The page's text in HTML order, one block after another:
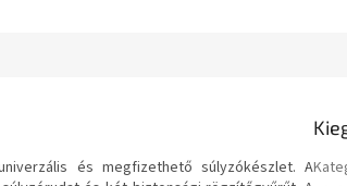
és megfizethető súlyzókészlet. A